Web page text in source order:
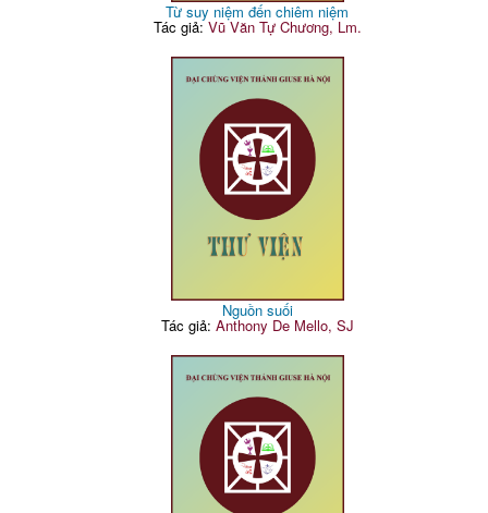
Từ suy niệm đến chiêm niệm
Tác giả:Vũ Văn Tự Chương, Lm.
Nguồn suối
Tác giả: Anthony De Mello, SJ